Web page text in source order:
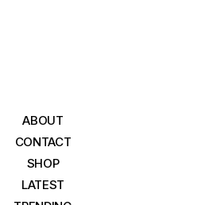
ABOUT
CONTACT
SHOP
LATEST